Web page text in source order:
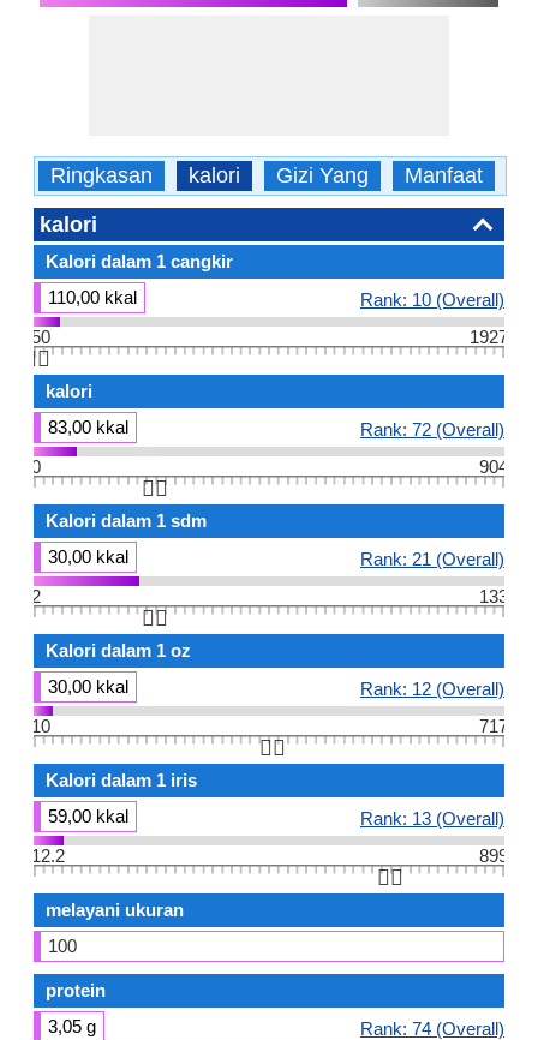
Ringkasan kalori Gizi Yang Manfaat
kalori
Kalori dalam 1 cangkir
110,00 kkal
Rank: 10 (Overall)
50
1927
👆🏻
kalori
83,00 kkal
Rank: 72 (Overall)
0
904
👆🏻
Kalori dalam 1 sdm
30,00 kkal
Rank: 21 (Overall)
2
133
👆🏻
Kalori dalam 1 oz
30,00 kkal
Rank: 12 (Overall)
10
717
👆🏻
Kalori dalam 1 iris
59,00 kkal
Rank: 13 (Overall)
12.2
899
👆🏻
melayani ukuran
100
protein
3,05 g
Rank: 74 (Overall)